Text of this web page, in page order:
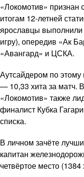
«Локомотив»
итогам 12-летней
ярославцы выполнили
игру), опередив «Ак
«Авангард» и ЦСКА.
Аутсайдером по этому
— 10,33 хита за матч.
«Локомотив» также
финалист Кубка
списка.
В личном зачёте
капитан
четвёртое место (1384